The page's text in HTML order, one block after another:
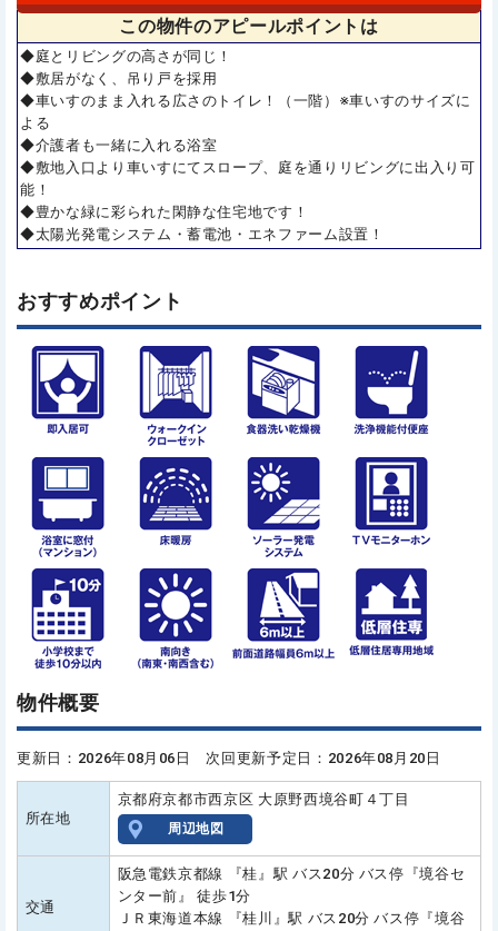
この物件のアピールポイントは
◆庭とリビングの高さが同じ！
◆敷居がなく、吊り戸を採用
◆車いすのまま入れる広さのトイレ！（一階）※車いすのサイズに
よる
◆介護者も一緒に入れる浴室
◆敷地入口より車いすにてスロープ、庭を通りリビングに出入り可
能！
◆豊かな緑に彩られた閑静な住宅地です！
◆太陽光発電システム・蓄電池・エネファーム設置！
おすすめポイント
物件概要
更新日：2026年08月06日 次回更新予定日：2026年08月20日
所在地
京都府京都市西京区 大原野西境谷町４丁目
周辺地図
交通
阪急電鉄京都線 『桂』駅 バス20分 バス停『境谷セ
ンター前』 徒歩1分
ＪＲ東海道本線 『桂川』駅 バス20分 バス停『境谷